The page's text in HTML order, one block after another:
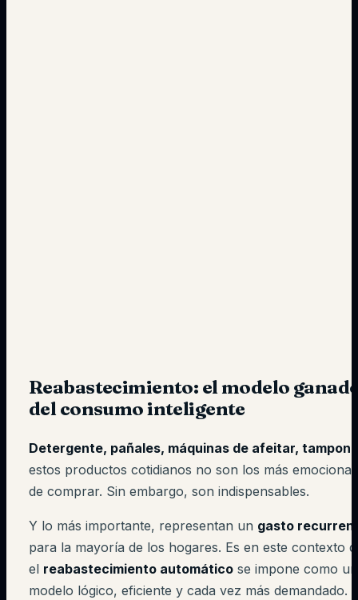
Reabastecimiento: el modelo
del consumo inteligente
Detergente, pañales, máquinas de afeitar,
estos productos cotidianos no son los más
de comprar. Sin embargo, son indispensables.
Y lo más importante, representan un gasto
para la mayoría de los hogares. Es en este contexto
el reabastecimiento automático se impone como un
modelo lógico, eficiente y cada vez más demandado.